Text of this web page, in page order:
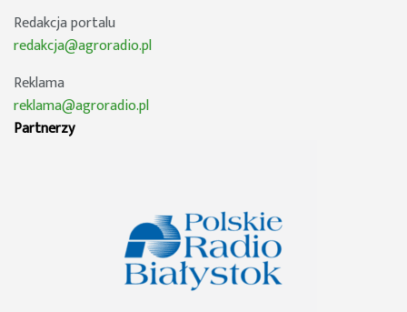
Redakcja portalu
redakcja@agroradio.pl
Reklama
reklama@agroradio.pl
Partnerzy